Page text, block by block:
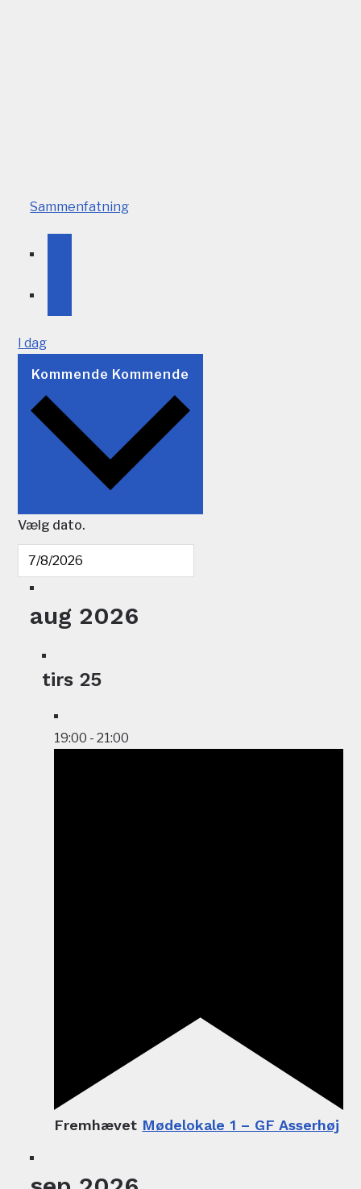
Sammenfatning
I dag
Kommende Kommende
Vælg dato.
aug 2026
tirs 25
19:00 -21:00
Fremhævet Mødelokale 1 – GF Asserhøj